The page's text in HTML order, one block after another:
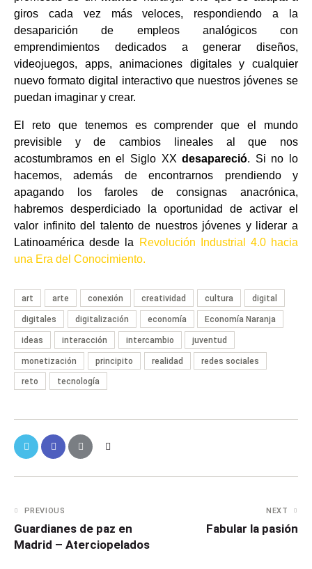
giros cada vez más veloces, respondiendo a la
desaparición de empleos analógicos con
emprendimientos dedicados a generar diseños,
videojuegos, apps, animaciones digitales y cualquier
nuevo formato digital interactivo que nuestros jóvenes se
puedan imaginar y crear.
El reto que tenemos es comprender que el mundo
previsible y de cambios lineales al que nos
acostumbramos en el Siglo XXdesapareció. Si no lo
hacemos, además de encontrarnos prendiendo y
apagando los faroles de consignas anacrónica,
habremos desperdiciado la oportunidad de activar el
valor infinito del talento de nuestros jóvenes y liderar a
Latinoamérica desde la
Revolución Industrial 4.0 hacia
una Era del Conocimiento.
art arte conexión creatividad cultura digital
digitales digitalización economía Economía Naranja
ideas interacción intercambio juventud
monetización principito realidad redes sociales
reto tecnología
PREVIOUS
Guardianes de paz en
Madrid – Aterciopelados
NEXT
Fabular la pasión